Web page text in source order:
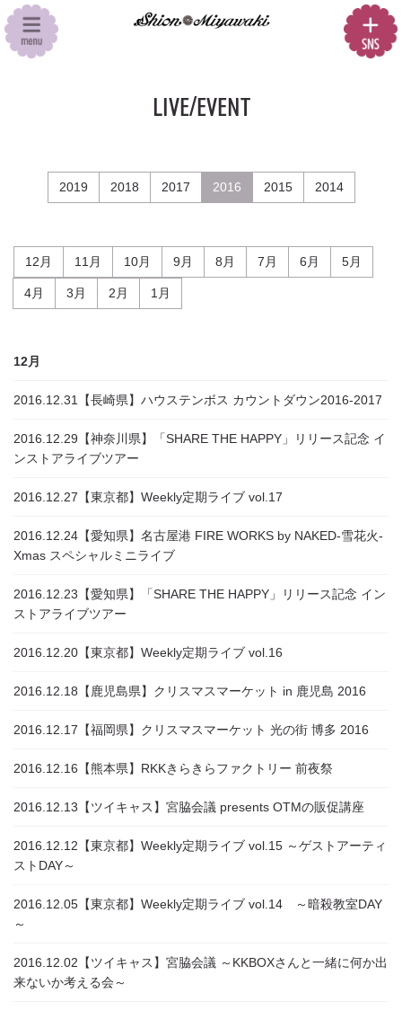
LIVE/EVENT
2019 2018 2017 2016 2015 2014
12月 11月 10月 9月 8月 7月 6月 5月
4月 3月 2月 1月
12月
2016.12.31 【長崎県】ハウステンボス カウントダウン2016-2017
2016.12.29 【神奈川県】「SHARE THE HAPPY」リリース記念 イ
ンストアライブツアー
2016.12.27 【東京都】Weekly定期ライブ vol.17
2016.12.24 【愛知県】名古屋港 FIRE WORKS by NAKED-雪花火-
Xmas スペシャルミニライブ
2016.12.23 【愛知県】「SHARE THE HAPPY」リリース記念 イン
ストアライブツアー
2016.12.20 【東京都】Weekly定期ライブ vol.16
2016.12.18 【鹿児島県】クリスマスマーケット in 鹿児島 2016
2016.12.17 【福岡県】クリスマスマーケット 光の街 博多 2016
2016.12.16 【熊本県】RKKきらきらファクトリー 前夜祭
2016.12.13 【ツイキャス】宮脇会議 presents OTMの販促講座
2016.12.12 【東京都】Weekly定期ライブ vol.15 ～ゲストアーティ
ストDAY～
2016.12.05 【東京都】Weekly定期ライブ vol.14 ～暗殺教室DAY
～
2016.12.02 【ツイキャス】宮脇会議 ～KKBOXさんと一緒に何か出
来ないか考える会～